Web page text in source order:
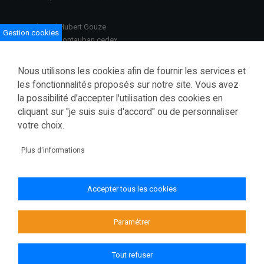
100 Boulevard Hubert Gouze
BP 783 82013 Montauban cedex
Tél.: 05 63 91 82 00
Fax.: 05 63 03 28 52
courrier@tarnetgaronne.fr
Politique de confidentialité
Plan du site
© 2026 Conseil départemental de Tarn-et-Garonne
Gestion cookies
Nous utilisons les cookies afin de fournir les services et
les fonctionnalités proposés sur notre site. Vous avez
la possibilité d'accepter l'utilisation des cookies en
cliquant sur "je suis suis d'accord" ou de personnaliser
votre choix.
Plus d'informations
Accepter tous les cookies
Paramétrer
Tout refuser